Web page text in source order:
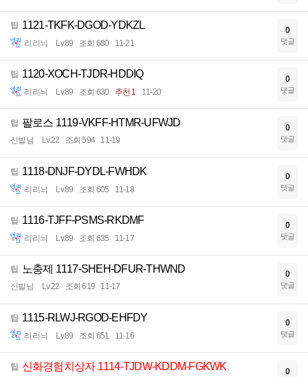
팁 1121-TKFK-DGOD-YDKZL
리리늬 Lv.89 조회 680 11-21
0
댓글
팁 1120-XOCH-TJDR-HDDIQ
리리늬 Lv.89 조회 630 추천 1 11-20
0
댓글
팁 팔로스 1119-VKFF-HTMR-UFWJD
신발님 Lv.22 조회 594 11-19
0
댓글
팁 1118-DNJF-DYDL-FWHDK
리리늬 Lv.89 조회 605 11-18
0
댓글
팁 1116-TJFF-PSMS-RKDMF
리리늬 Lv.89 조회 635 11-17
0
댓글
팁 노충제 1117-SHEH-DFUR-THWND
신발님 Lv.22 조회 619 11-17
0
댓글
팁 1115-RLWJ-RGOD-EHFDY
리리늬 Lv.89 조회 651 11-16
0
댓글
팁 신화경험치상자 1114-TJDW-KDDM-FGKWK 0